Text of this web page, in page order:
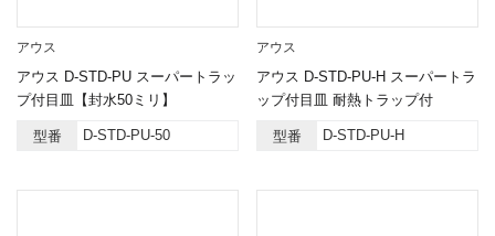
アウス
アウス D-STD-PU スーパートラッ
プ付目皿【封水50ミリ】
型番 D-STD-PU-50
アウス
アウス D-STD-PU-H スーパートラ
ップ付目皿 耐熱トラップ付
型番 D-STD-PU-H